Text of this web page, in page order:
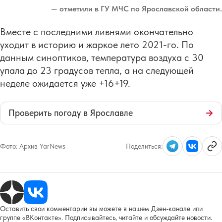
— отметили в ГУ МЧС по Ярославской области.
Вместе с последними ливнями окончательно
уходит в историю и жаркое лето 2021-го. По
данным синоптиков, температура воздуха с 30
упала до 23 градусов тепла, а на следующей
неделе ожидается уже +16+19.
Проверить погоду в Ярославле →
Фото: Архив YarNews Поделиться:
Оставить свои комментарии вы можете в нашем Дзен-канале или
группе «ВКонтакте». Подписывайтесь, читайте и обсуждайте новости.